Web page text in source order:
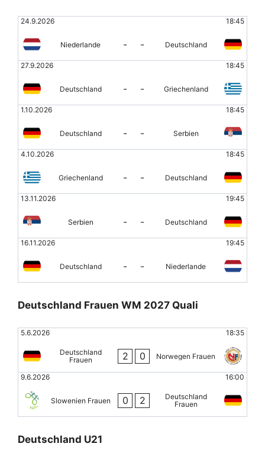
24.9.2026 18:45
Niederlande - - Deutschland
27.9.2026 18:45
Deutschland - - Griechenland
1.10.2026 18:45
Deutschland - - Serbien
4.10.2026 18:45
Griechenland - - Deutschland
13.11.2026 19:45
Serbien - - Deutschland
16.11.2026 19:45
Deutschland - - Niederlande
Deutschland Frauen WM 2027 Quali
5.6.2026 18:35
Deutschland
Frauen
2 0 Norwegen Frauen
9.6.2026 16:00
Slowenien Frauen 0 2
Deutschland
Frauen
Deutschland U21